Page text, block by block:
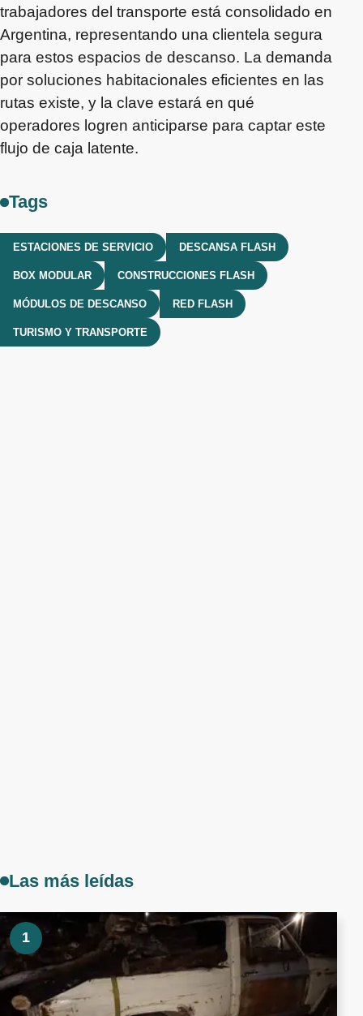
trabajadores del transporte está consolidado en
Argentina, representando una clientela segura
para estos espacios de descanso. La demanda
por soluciones habitacionales eficientes en las
rutas existe, y la clave estará en qué
operadores logren anticiparse para captar este
flujo de caja latente.
Tags
ESTACIONES DE SERVICIO DESCANSA FLASH
BOX MODULAR CONSTRUCCIONES FLASH
MÓDULOS DE DESCANSO RED FLASH
TURISMO Y TRANSPORTE
Las más leídas
1